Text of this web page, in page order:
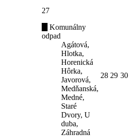
27
Komunálny
odpad
Agátová,
Hlotka,
Horenická
Hôrka,
Javorová,
Medňanská,
Medné,
Staré
Dvory, U
duba,
Záhradná
28 29 30